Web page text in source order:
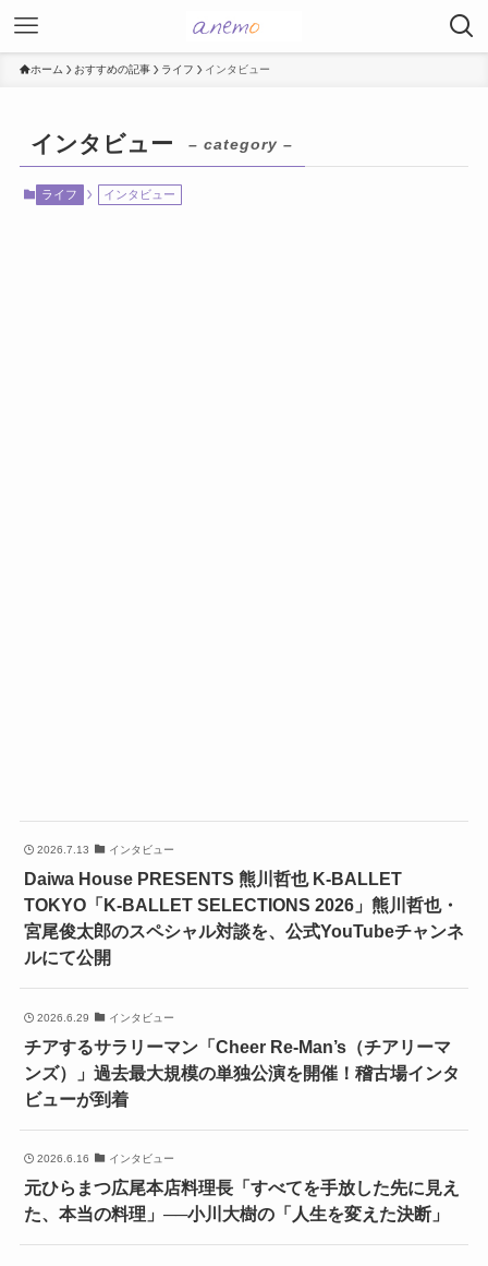
ホーム おすすめの記事 ライフ インタビュー
インタビュー – category –
ライフ インタビュー
2026.7.13 インタビュー
Daiwa House PRESENTS 熊川哲也 K-BALLET
TOKYO「K-BALLET SELECTIONS 2026」熊川哲也・
宮尾俊太郎のスペシャル対談を、公式YouTubeチャンネ
ルにて公開
2026.6.29 インタビュー
チアするサラリーマン「Cheer Re-Man’s（チアリーマ
ンズ）」過去最大規模の単独公演を開催！稽古場インタ
ビューが到着
2026.6.16 インタビュー
元ひらまつ広尾本店料理長「すべてを手放した先に見え
た、本当の料理」──小川大樹の「人生を変えた決断」